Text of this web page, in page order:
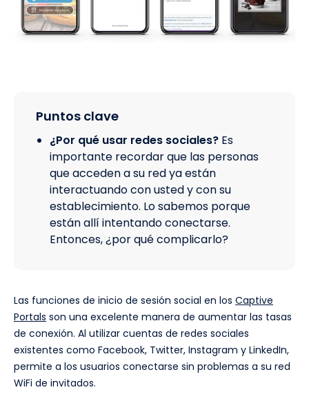
Puntos clave
¿Por qué usar redes sociales? Es
importante recordar que las personas
que acceden a su red ya están
interactuando con usted y con su
establecimiento. Lo sabemos porque
están allí intentando conectarse.
Entonces, ¿por qué complicarlo?
Las funciones de inicio de sesión social en los Captive
Portals son una excelente manera de aumentar las tasas
de conexión. Al utilizar cuentas de redes sociales
existentes como Facebook, Twitter, Instagram y LinkedIn,
permite a los usuarios conectarse sin problemas a su red
WiFi de invitados.